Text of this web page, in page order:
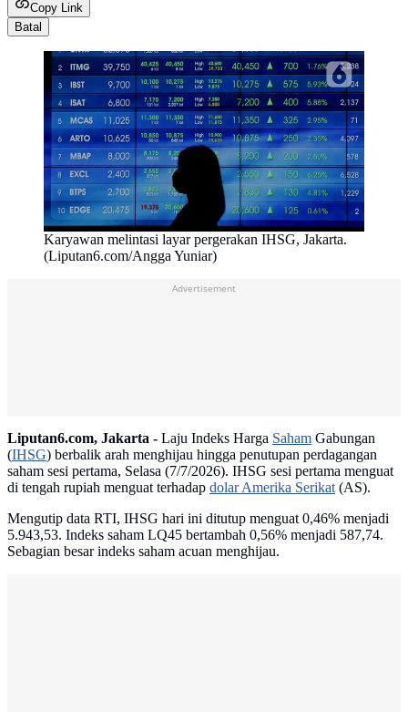
Copy Link
Batal
Karyawan melintasi layar pergerakan IHSG, Jakarta.
(Liputan6.com/Angga Yuniar)
Advertisement
Liputan6.com, Jakarta - Laju Indeks Harga Saham Gabungan
(IHSG) berbalik arah menghijau hingga penutupan perdagangan
saham sesi pertama, Selasa (7/7/2026). IHSG sesi pertama menguat
di tengah rupiah menguat terhadap dolar Amerika Serikat(AS).
Mengutip data RTI, IHSG hari ini ditutup menguat 0,46% menjadi
5.943,53. Indeks saham LQ45 bertambah 0,56% menjadi 587,74.
Sebagian besar indeks saham acuan menghijau.